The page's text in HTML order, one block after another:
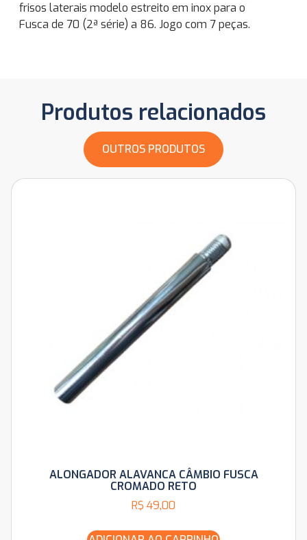
frisos laterais modelo estreito em inox para o
Fusca de 70 (2ª série) a 86. Jogo com 7 peças.
Produtos relacionados
OUTROS PRODUTOS
ALONGADOR ALAVANCA CÂMBIO FUSCA
CROMADO RETO
R$ 49,00